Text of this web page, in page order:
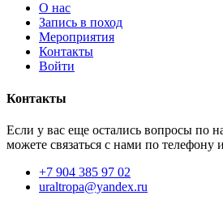
О нас
Запись в поход
Мероприятия
Контакты
Войти
Контакты
Если у вас еще остались вопросы по
можете связаться с нами по телефону
+7 904 385 97 02
uraltropa@yandex.ru